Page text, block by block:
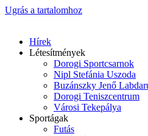
Ugrás a tartalomhoz
Hírek
Létesítmények
Dorogi Sportcsarnok
Nipl Stefánia Uszoda
Buzánszky Jenő
Dorogi Teniszcentrum
Városi Tekepálya
Sportágak
Futás